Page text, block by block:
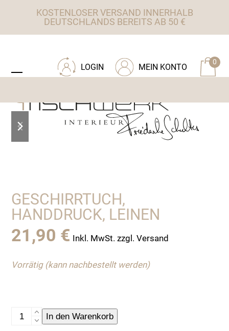
KOSTENLOSER VERSAND INNERHALB
DEUTSCHLANDS BEREITS AB 50 €
0
MEIN KONTO
LOGIN
mobile
mobile
slide
slide
GESCHIRRTUCH,
HANDDRUCK, LEINEN
21,90 € Inkl. MwSt. zzgl. Versand
Vorrätig (kann nachbestellt werden)
Geschirrtuch,
Handdruck,
In den Warenkorb